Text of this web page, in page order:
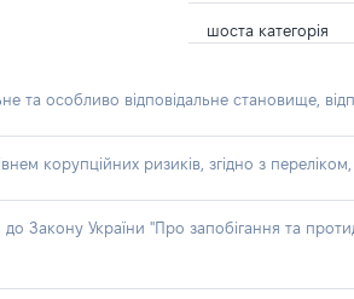
шоста категорія
та особливо відповідальне становище,
корупційних ризиків, згідно з
до Закону України "Про запобігання та